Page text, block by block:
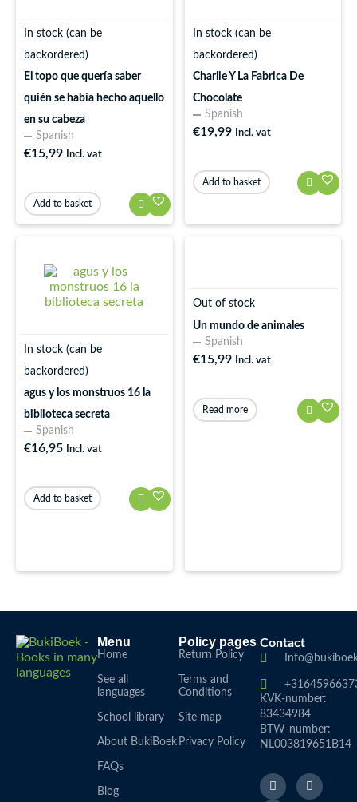
In stock (can be
backordered)
El topo que quería saber
quién se había hecho aquello
en su cabeza
Spanish
€15,99 Incl. vat
Add to basket
In stock (can be
backordered)
Charlie Y La Fabrica De
Chocolate
Spanish
€19,99 Incl. vat
Add to basket
In stock (can be
backordered)
agus y los monstruos 16 la
biblioteca secreta
Spanish
€16,95 Incl. vat
Add to basket
Out of stock
Un mundo de animales
Spanish
€15,99 Incl. vat
Read more
Menu
Home
See all
languages
School library
About BukiBoek
FAQs
Blog
Policy pages
Return Policy
Terms and
Conditions
Site map
Privacy Policy
Contact
KVK-number:
83434984
BTW-number:
NL003819651B14
F
a
I
n
L
i